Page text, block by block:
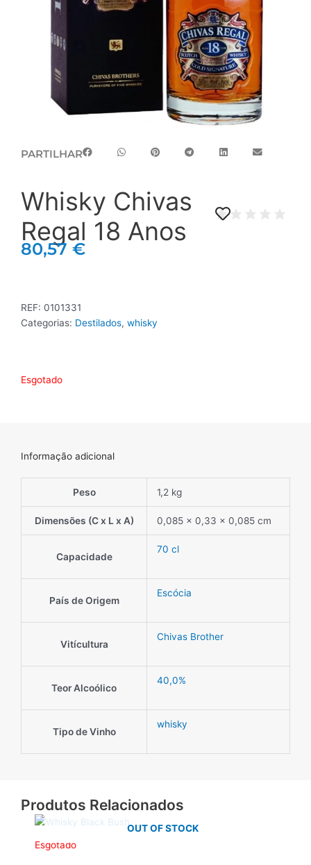
PARTILHAR
Whisky Chivas
Regal 18 Anos
80,57 €
REF: 0101331
Categorias: Destilados, whisky
Esgotado
Informação adicional
Peso 1,2 kg
Dimensões (C x L x A) 0,085 × 0,33 × 0,085 cm
Capacidade
70 cl
País de Origem
Escócia
Vitícultura
Chivas Brother
Teor Alcoólico
40,0%
Tipo de Vinho
whisky
Produtos Relacionados
OUT OF STOCK
Esgotado